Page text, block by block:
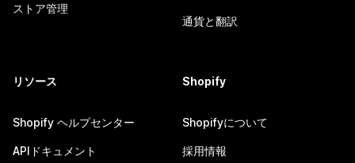
ストア管理
通貨と翻訳
リソース
Shopify ヘルプセンター
APIドキュメント
Shopify
Shopifyについて
採用情報